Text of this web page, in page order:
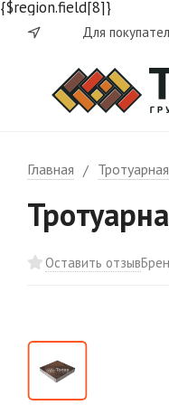
{$region.field[8]}
Для
Главная /
Оставить отзыв